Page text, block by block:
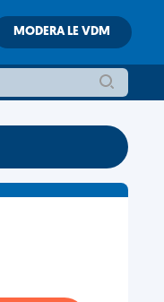
MODERA LE VDM